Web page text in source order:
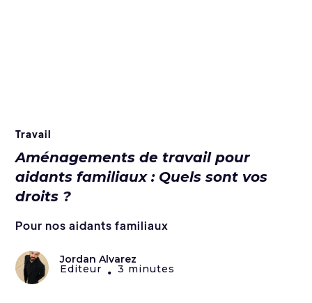
Travail
Aménagements de travail pour
aidants familiaux : Quels sont vos
droits ?
Pour nos aidants familiaux
Jordan Alvarez
Editeur • 3 minutes